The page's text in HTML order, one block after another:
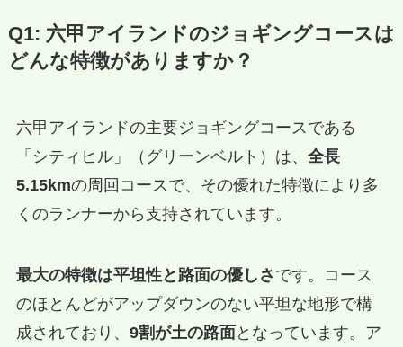
Q1: 六甲アイランドのジョギングコースは
どんな特徴がありますか？
六甲アイランドの主要ジョギングコースである
「シティヒル」（グリーンベルト）は、 全長
5.15kmの周回コースで、その優れた特徴により多
くのランナーから支持されています。
最大の特徴は平坦性と路面の優しさ です。コース
のほとんどがアップダウンのない平坦な地形で構
成されており、 9割が土の路面 となっています。ア